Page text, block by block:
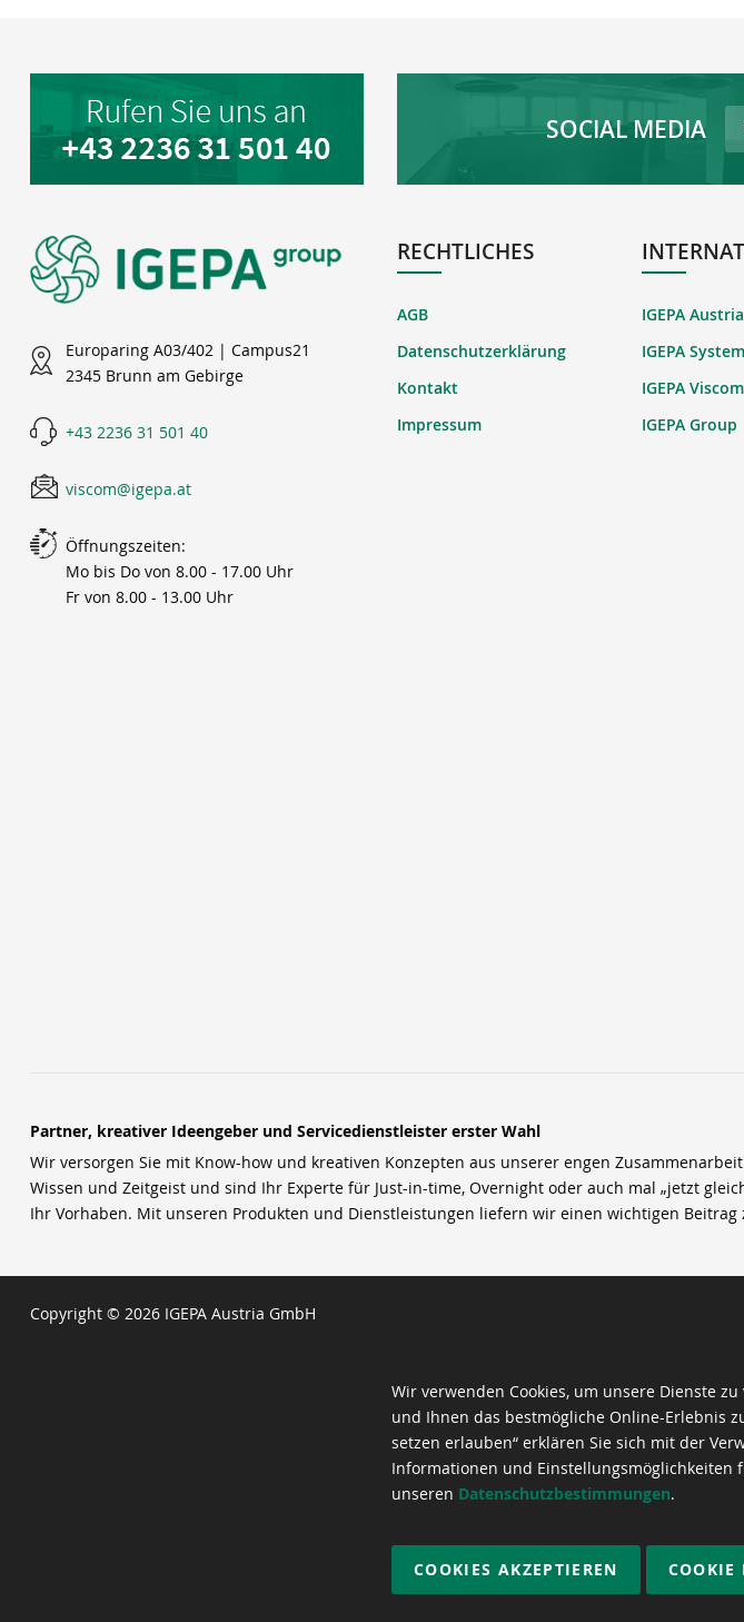
SOCIAL MEDIA
Europaring A03/402 | Campus21
2345 Brunn am Gebirge
+43 2236 31 501 40
viscom@igepa.at
Öffnungszeiten:
Mo bis Do von 8.00 - 17.00 Uhr
Fr von 8.00 - 13.00 Uhr
RECHTLICHES
AGB
Datenschutzerklärung
Kontakt
Impressum
IGEPA Austria
IGEPA
IGEPA Viscom
IGEPA Group
Partner, kreativer Ideengeber und Servicedienstleister erster Wahl
Wir versorgen Sie mit Know-how und kreativen Konzepten aus unserer engen
Wissen und Zeitgeist und sind Ihr Experte für Just-in-time, Overnight oder auch mal „jetzt
Ihr Vorhaben. Mit unseren Produkten und Dienstleistungen liefern wir einen wichtigen
Copyright © 2026 IGEPA Austria GmbH
Wir verwenden Cookies, um unsere Dienste
und Ihnen das bestmögliche Online-Erlebnis
setzen erlauben“ erklären Sie sich mit der
Informationen und Einstellungsmöglichkeiten
unseren Datenschutzbestimmungen.
COOKIES AKZEPTIEREN COOKIE